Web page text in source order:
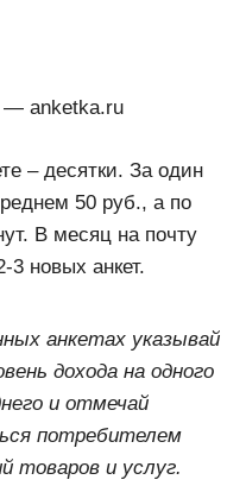
— anketka.ru
– десятки. За один
50 руб., а по
В месяц на почту
3 новых анкет.
анкетах указывай
дохода на одного
и отмечай
потребителем
товаров и услуг.